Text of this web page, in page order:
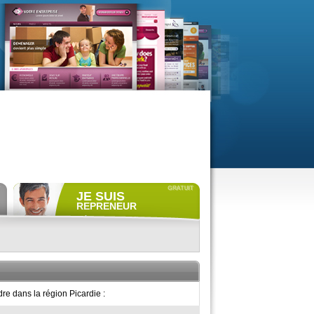
JE SUIS
REPRENEUR
Déposer gratuitementune
ACCÈS REPRENEUR
dans la région Picardie :